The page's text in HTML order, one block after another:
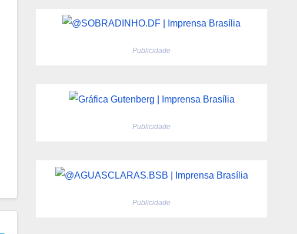
Publicidade
Publicidade
Publicidade